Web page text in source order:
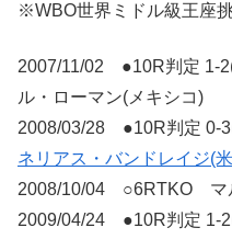
※WBO世界ミドル級王座
2007/11/02 ●10R判定 1-
ル・ローマン(メキシコ)
2008/03/28 ●10R判定 0-
ネリアス・バンドレイジ(
2008/10/04 ○6RTKO マ
2009/04/24 ●10R判定 1-